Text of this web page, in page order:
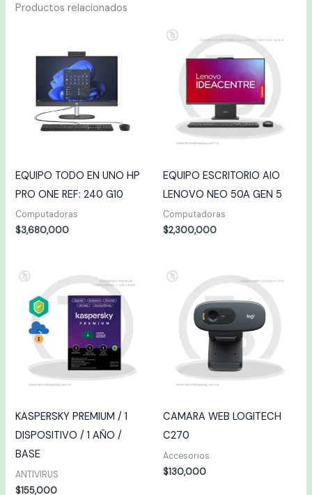
Productos relacionados
EQUIPO TODO EN UNO HP
PRO ONE REF: 240 G10
Computadoras
$3,680,000
EQUIPO ESCRITORIO AIO
LENOVO NEO 50A GEN 5
Computadoras
$2,300,000
KASPERSKY PREMIUM / 1
DISPOSITIVO / 1 AÑO /
BASE
ANTIVIRUS
$155,000
CAMARA WEB LOGITECH
C270
Accesorios
$130,000